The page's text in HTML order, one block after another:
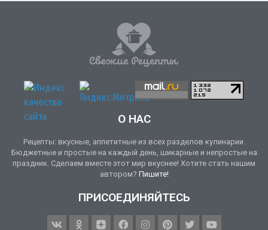
О НАС
Рецепты: вкусные, аппетитные из всех разделов кулинарии.
Бюджетные и простые на каждый день, шикарные и непростые на
праздник. Сделаем вместе этот мир вкуснее! Хотите стать нашим
автором? Пишите!
ПРИСОЕДИНЯЙТЕСЬ